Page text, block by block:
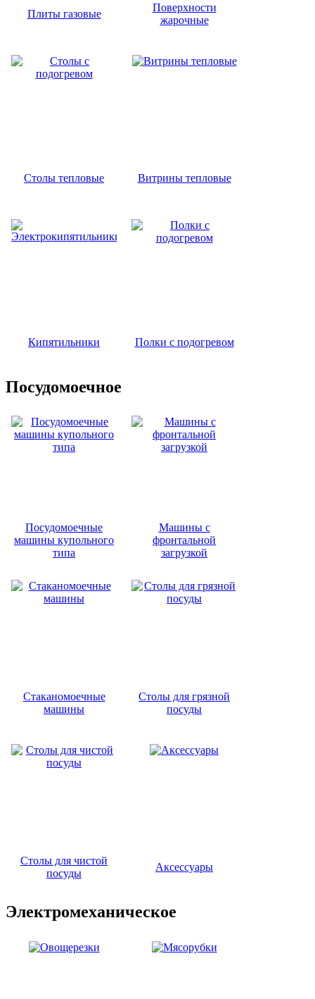
Плиты газовые
Поверхности
жарочные
Столы тепловые Витрины тепловые
Кипятильники Полки с подогревом
Посудомоечное
Посудомоечные
машины купольного
типа
Машины с
фронтальной
загрузкой
Стаканомоечные
машины
Столы для грязной
посуды
Столы для чистой
посуды
Аксессуары
Электромеханическое